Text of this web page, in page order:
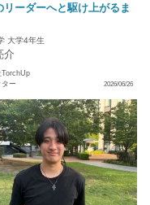
リーダーへと駆け上がるま
大学4年生
介
TorchUp
ター
2026/06/26